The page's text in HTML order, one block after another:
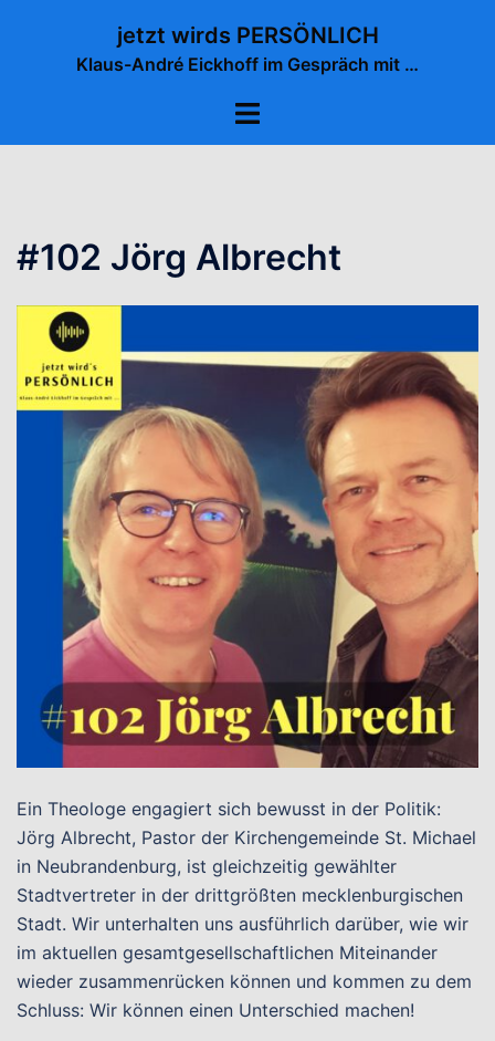
jetzt wirds PERSÖNLICH
Klaus-André Eickhoff im Gespräch mit …
Menü
#102 Jörg Albrecht
Ein Theologe engagiert sich bewusst in der Politik:
Jörg Albrecht, Pastor der Kirchengemeinde St. Michael
in Neubrandenburg, ist gleichzeitig gewählter
Stadtvertreter in der drittgrößten mecklenburgischen
Stadt. Wir unterhalten uns ausführlich darüber, wie wir
im aktuellen gesamtgesellschaftlichen Miteinander
wieder zusammenrücken können und kommen zu dem
Schluss: Wir können einen Unterschied machen!